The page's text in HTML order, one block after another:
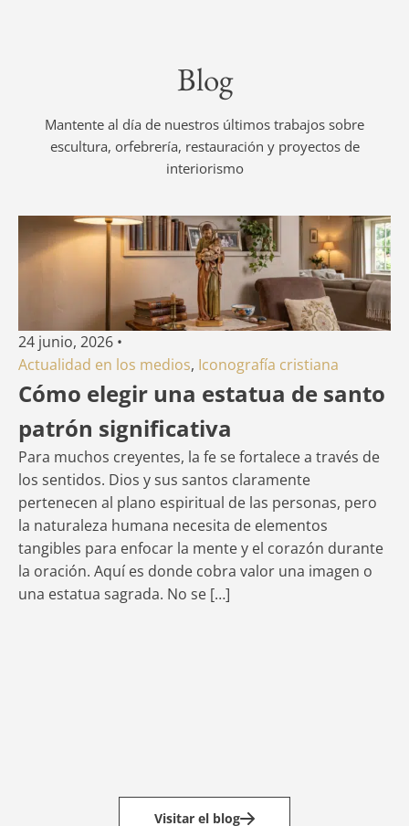
Blog
Mantente al día de nuestros últimos trabajos sobre
escultura, orfebrería, restauración y proyectos de
interiorismo
24 junio, 2026 •
Actualidad en los medios, Iconografía cristiana
Cómo elegir una estatua de santo
patrón significativa
Para muchos creyentes, la fe se fortalece a través de
los sentidos. Dios y sus santos claramente
pertenecen al plano espiritual de las personas, pero
la naturaleza humana necesita de elementos
tangibles para enfocar la mente y el corazón durante
la oración. Aquí es donde cobra valor una imagen o
una estatua sagrada. No se […]
Visitar el blog